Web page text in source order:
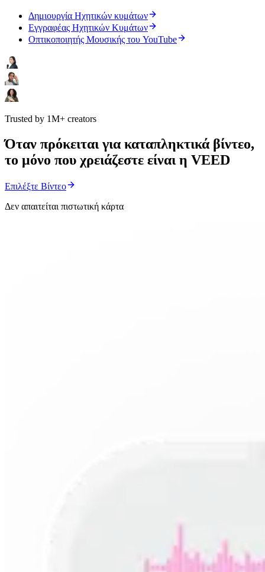
Δημιουργία Ηχητικών κυμάτων
Εγγραφέας Ηχητικών Κυμάτων
Οπτικοποιητής Μουσικής του YouTube
Trusted by 1M+ creators
Όταν πρόκειται για καταπληκτικά βίντεο,
το μόνο που χρειάζεστε είναι η VEED
Επιλέξτε Βίντεο
Δεν απαιτείται πιστωτική κάρτα